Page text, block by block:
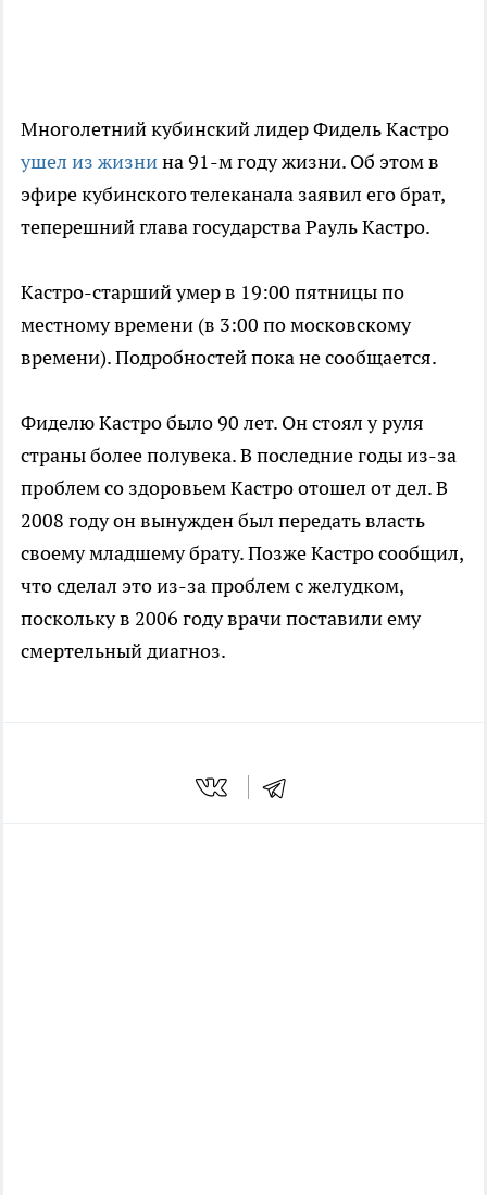
Многолетний кубинский лидер Фидель Кастро
ушел из жизнина 91-м году жизни. Об этом в
эфире кубинского телеканала заявил его брат,
теперешний глава государства Рауль Кастро.
Кастро-старший умер в 19:00 пятницы по
местному времени (в 3:00 по московскому
времени). Подробностей пока не сообщается.
Фиделю Кастро было 90 лет. Он стоял у руля
страны более полувека. В последние годы из-за
проблем со здоровьем Каcтро отошел от дел. В
2008 году он вынужден был передать власть
своему младшему брату. Позже Кастро сообщил,
что сделал это из-за проблем с желудком,
поскольку в 2006 году врачи поставили ему
смертельный диагноз.